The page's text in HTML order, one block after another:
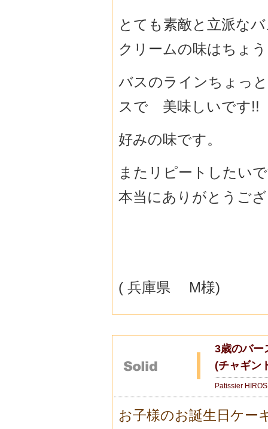
とても素敵と立派な
クリームの味はちょ
バスのラインちょっ
スで 美味しいです!!
好みの味です。
またリピートしたい
本当にありがとうご
( 兵庫県 M様)
3歳のバー
(チャギン
Patissier
お子様のお誕生日ケー